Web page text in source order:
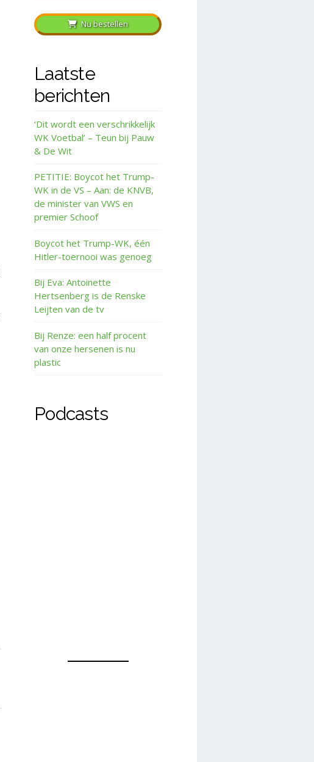
Nu bestellen
Laatste
berichten
‘Dit wordt een verschrikkelijk
WK Voetbal’ – Teun bij Pauw
& De Wit
PETITIE: Boycot het Trump-
WK in de VS – Aan: de KNVB,
de minister van VWS en
premier Schoof
Boycot het Trump-WK, één
Hitler-toernooi was genoeg
Bij Eva: Antoinette
Hertsenberg is de Renske
Leijten van de tv
Bij Renze: een half procent
van onze hersenen is nu
plastic
Podcasts